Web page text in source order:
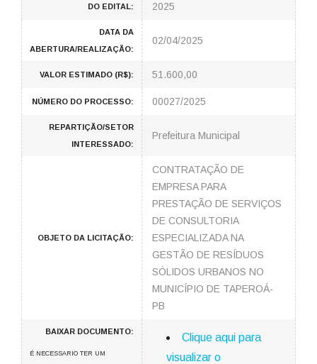
DO EDITAL:
2025
DATA DA
ABERTURA/REALIZAÇÃO:
02/04/2025
VALOR ESTIMADO (R$): 51.600,00
NÚMERO DO PROCESSO: 00027/2025
REPARTIÇÃO/SETOR
INTERESSADO:
Prefeitura Municipal
OBJETO DA LICITAÇÃO:
CONTRATAÇÃO DE
EMPRESA PARA
PRESTAÇÃO DE SERVIÇOS
DE CONSULTORIA
ESPECIALIZADA NA
GESTÃO DE RESÍDUOS
SÓLIDOS URBANOS NO
MUNICÍPIO DE TAPEROÁ-
PB
BAIXAR DOCUMENTO:
É NECESSARIO TER UM
Clique aqui para
visualizar o